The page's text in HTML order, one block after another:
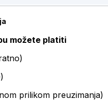
možete platiti
prilikom preuzimanja)